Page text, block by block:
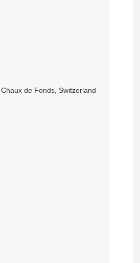
de Fonds, Switzerland